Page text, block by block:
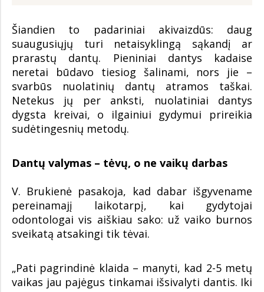
Šiandien to padariniai akivaizdūs: daug
suaugusiųjų turi netaisyklingą sąkandį ar
prarastų dantų. Pieniniai dantys kadaise
neretai būdavo tiesiog šalinami, nors jie –
svarbūs nuolatinių dantų atramos taškai.
Netekus jų per anksti, nuolatiniai dantys
dygsta kreivai, o ilgainiui gydymui prireikia
sudėtingesnių metodų.
Dantų valymas – tėvų, o ne vaikų darbas
V. Brukienė pasakoja, kad dabar išgyvename
pereinamajį laikotarpį, kai gydytojai
odontologai vis aiškiau sako: už vaiko burnos
sveikatą atsakingi tik tėvai.
„Pati pagrindinė klaida – manyti, kad 2-5 metų
vaikas jau pajėgus tinkamai išsivalyti dantis. Iki